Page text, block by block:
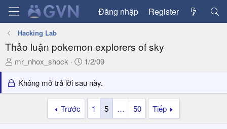
Đăng nhập Register
Hacking Lab
Thảo luận pokemon explorers of sky
T
r
e
mr_nhox_shock
N
à
y
1/2/09
Không mở trả lời sau này.
Trước 1 5 … 50 Tiếp